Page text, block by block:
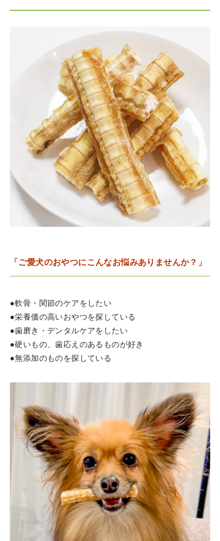
「ご愛犬のおやつにこんなお悩みありませんか？」
●軟骨・関節のケアをしたい
●栄養価の高いおやつを探している
●歯磨き・デンタルケアをしたい
●硬いもの、歯応えのあるものが好き
●無添加のものを探している